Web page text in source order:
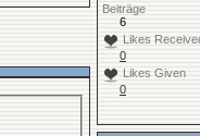
Beiträge
6
Likes
0
Likes Given
0